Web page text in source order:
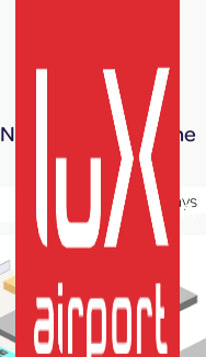
FR
Terminal A
Niveau +1 Mezzanine
Café By Oberweis
Comptoir du Bon Pays